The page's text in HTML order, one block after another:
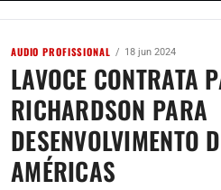
AUDIO PROFISSIONAL 18 jun 2024
LAVOCE CONTRATA
RICHARDSON PARA
DESENVOLVIMENTO
AMÉRICAS